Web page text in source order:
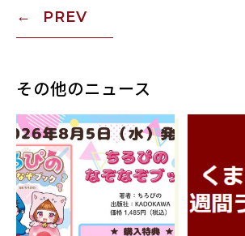
PREV
その他のニュース